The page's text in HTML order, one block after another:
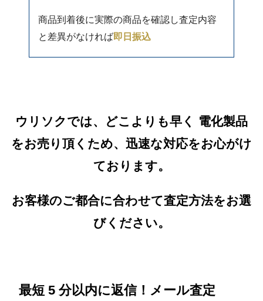
商品到着後に実際の商品を確認し査定内容
と差異がなければ即日振込
ウリソクでは、どこよりも早く 電化製品
をお売り頂くため、迅速な対応をお心がけ
ております。
お客様のご都合に合わせて査定方法をお選
びください。
最短 5 分以内に返信！メール査定